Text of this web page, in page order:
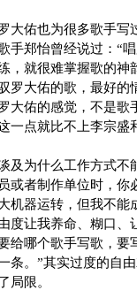
佑也为很多歌手写过
手郑怡曾经说过：“
，就很难掌握歌的神
罗大佑的歌，最好的
大佑的感觉，不是歌
一点就比不上李宗盛
为什么工作方式不能
或者制作单位时，你
机器运转，但我不能
度让我养命、糊口、
给哪个歌手写歌，要
条。”其实过度的自
局限。